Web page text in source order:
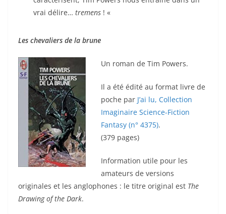
vrai délire… tremens ! «
Les chevaliers de la brune
Un roman de Tim Powers.
Il a été édité au format livre de
poche par J’ai lu, Collection
Imaginaire Science-Fiction
Fantasy (n° 4375).
(379 pages)
Information utile pour les
amateurs de versions
originales et les anglophones : le titre original est The
Drawing of the Dark.